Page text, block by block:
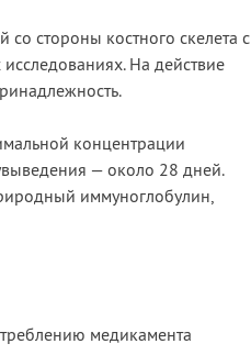
стороны костного скелета с
На действие
концентрации
— около 28 дней.
иммуноглобулин,
медикамента